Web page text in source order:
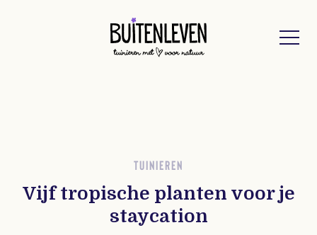
TUINIEREN
Vijf tropische planten voor je
staycation